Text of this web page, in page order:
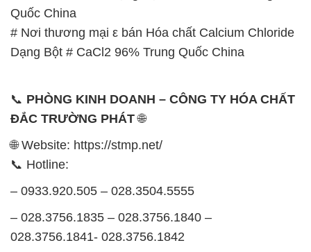
– 0932.660.696 – 0901.326.566 – 0906.387.866 –
0902.765.866
📧 Email: hoachat@dactruongphat.vn
TRƯỜNG PHÁT
Thời gian làm việctại Hóa Chất Đắc Trường Phát
được tổ chức như sau:
Thứ 2 đến thứ 6: Buổi sáng: từ 8h đến 11h – Buổi
chiều: từ 12h30 đến 17h
Thứ 7: Buổi sáng: từ 8h đến 11h – Buổi chiều: từ
12h30 đến 16h